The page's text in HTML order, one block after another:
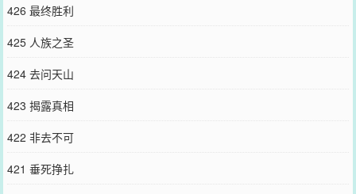
426 最终胜利
425 人族之圣
424 去问天山
423 揭露真相
422 非去不可
421 垂死挣扎